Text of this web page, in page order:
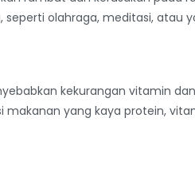
olahraga, meditasi, atau
kekurangan vitamin
makanan yang kaya protein,